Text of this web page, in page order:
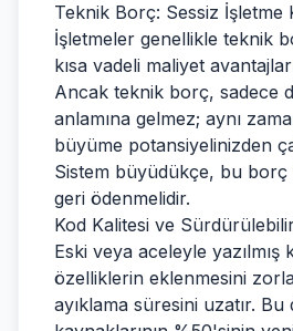
Teknik Borç: Sessiz İşletme
İşletmeler genellikle teknik
kısa vadeli maliyet
Ancak teknik borç, sadece
anlamına gelmez; aynı
büyüme potansiyelinizden
Sistem büyüdükçe, bu borç
geri ödenmelidir.
Kod Kalitesi ve
Eski veya aceleyle yazılmış
özelliklerin eklenmesini
ayıklama süresini uzatır.